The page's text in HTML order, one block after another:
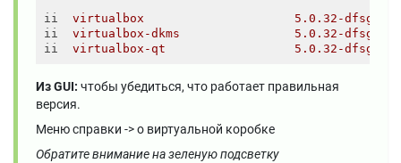
ii
virtualbox                     5.0.32-dfsg-
ii
virtualbox-dkms                5.0.32-dfsg-
ii
virtualbox-qt                  5.0.32-dfsg-
Из GUI: чтобы убедиться, что работает правильная
версия.
Меню справки -> о виртуальной коробке
Обратите внимание на зеленую подсветку